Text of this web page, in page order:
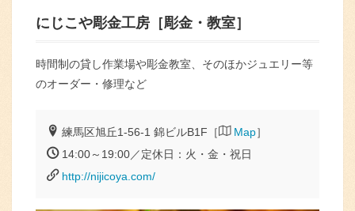
にじこや彫金工房［彫金・教室］
時間制の貸し作業場や彫金教室、そのほかジュエリー等
のオーダー・修理など
練馬区旭丘1-56-1 錦ビルB1F［ Map］
14:00～19:00／定休日：火・金・祝日
http://nijicoya.com/